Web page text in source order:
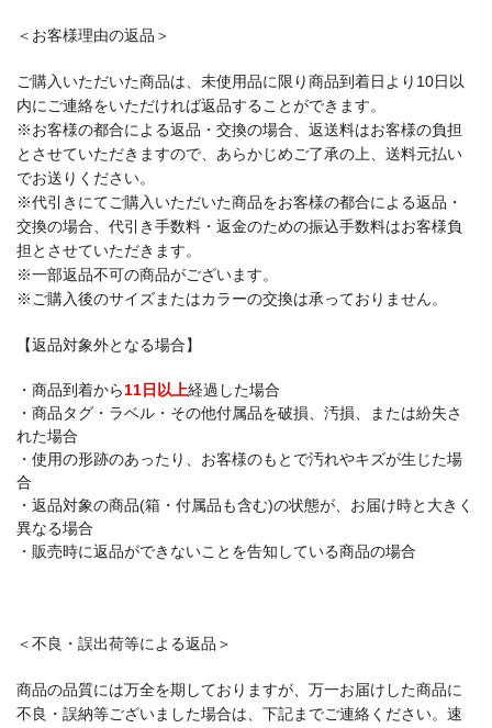
＜お客様理由の返品＞
ご購入いただいた商品は、未使用品に限り商品到着日より10日以
内にご連絡をいただければ返品することができます。
※お客様の都合による返品・交換の場合、返送料はお客様の負担
とさせていただきますので、あらかじめご了承の上、送料元払い
でお送りください。
※代引きにてご購入いただいた商品をお客様の都合による返品・
交換の場合、代引き手数料・返金のための振込手数料はお客様負
担とさせていただきます。
※一部返品不可の商品がございます。
※ご購入後のサイズまたはカラーの交換は承っておりません。
【返品対象外となる場合】
・商品到着から11日以上経過した場合
・商品タグ・ラベル・その他付属品を破損、汚損、または紛失さ
れた場合
・使用の形跡のあったり、お客様のもとで汚れやキズが生じた場
合
・返品対象の商品(箱・付属品も含む)の状態が、お届け時と大きく
異なる場合
・販売時に返品ができないことを告知している商品の場合
＜不良・誤出荷等による返品＞
商品の品質には万全を期しておりますが、万一お届けした商品に
不良・誤納等ございました場合は、下記までご連絡ください。速